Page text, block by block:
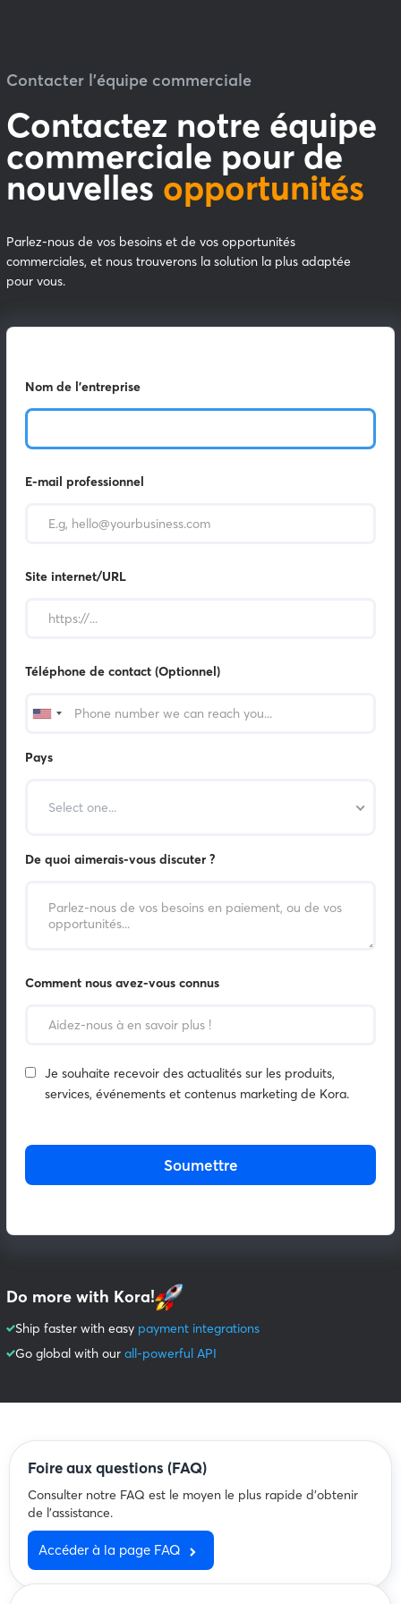
Contacter l'équipe commerciale
Contactez notre équipe
commerciale pour de
nouvelles opportunités
Parlez-nous de vos besoins et de vos opportunités
commerciales, et nous trouverons la solution la plus adaptée
pour vous.
Nom de l'entreprise
E-mail professionnel
Site internet/URL
Téléphone de contact (Optionnel)
Pays
Select one...
De quoi aimerais-vous discuter ?
Comment nous avez-vous connus
Je souhaite recevoir des actualités sur les produits,
services, événements et contenus marketing de Kora.
Do more with Kora!
Ship faster with easy payment integrations
Go global with our all-powerful API
Foire aux questions (FAQ)
Consulter notre FAQ est le moyen le plus rapide d'obtenir
de l'assistance.
Accéder à la page FAQ